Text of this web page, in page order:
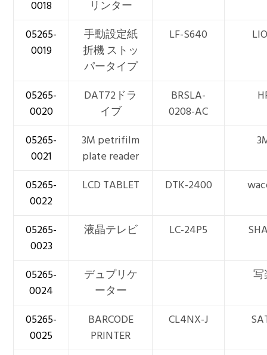
0018
リンター
05265-
0019
手動設定紙
折機 ストッ
パータイプ
LF-S640
05265-
0020
DAT72ドラ
イブ
BRSLA-
0208-AC
05265-
0021
3M petrifilm
plate reader
05265-
0022
LCD TABLET DTK-2400
05265-
0023
液晶テレビ LC-24P5
05265-
0024
デュプリケ
ーター
05265-
0025
BARCODE
PRINTER
CL4NX-J